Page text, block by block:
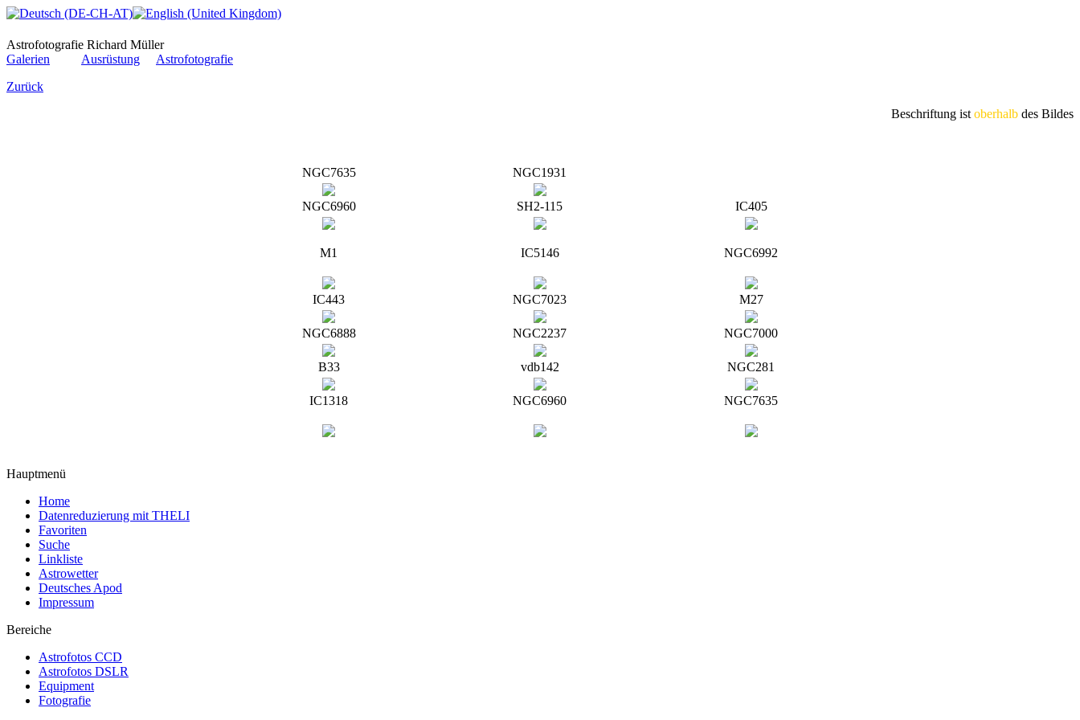
Astrofotografie Richard Müller
Galerien
Ausrüstung
Astrofotografie
Zurück
Beschriftung istoberhalb des Bildes
NGC7635 NGC1931
NGC6960 SH2-115 IC405
M1 IC5146 NGC6992
IC443 NGC7023 M27
NGC6888 NGC2237 NGC7000
B33 vdb142 NGC281
IC1318 NGC6960 NGC7635
Hauptmenü
Home
Datenreduzierung mit THELI
Favoriten
Suche
Linkliste
Astrowetter
Deutsches Apod
Impressum
Bereiche
Astrofotos CCD
Astrofotos DSLR
Equipment
Fotografie